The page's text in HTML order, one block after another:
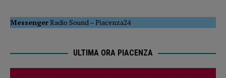
MessengerRadio Sound–Piacenza24
ULTIMA ORA PIACENZA